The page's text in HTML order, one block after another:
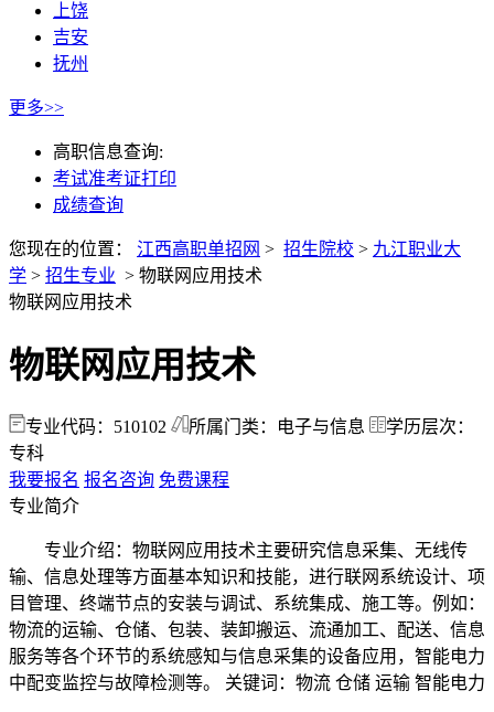
上饶
吉安
抚州
更多>>
高职信息查询:
考试准考证打印
成绩查询
您现在的位置： 江西高职单招网 > 招生院校 > 九江职业大
学 > 招生专业 > 物联网应用技术
物联网应用技术
物联网应用技术
专业代码：510102 所属门类：电子与信息
学历层次：
专科
我要报名 报名咨询 免费课程
专业简介
专业介绍：物联网应用技术主要研究信息采集、无线传
输、信息处理等方面基本知识和技能，进行联网系统设计、项
目管理、终端节点的安装与调试、系统集成、施工等。例如：
物流的运输、仓储、包装、装卸搬运、流通加工、配送、信息
服务等各个环节的系统感知与信息采集的设备应用，智能电力
中配变监控与故障检测等。 关键词：物流 仓储 运输 智能电力